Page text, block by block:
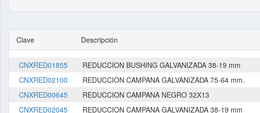
Clave Descripción
CNXRED01855 REDUCCION BUSHING GALVANIZADA 38-19 mm
CNXRED02100
REDUCCION CAMPANA GALVANIZADA 75-64 mm.
CNXRED00645
REDUCCION CAMPANA NEGRO 32X13
CNXRED02045
REDUCCION CAMPANA GALVANIZADA 38-19 mm